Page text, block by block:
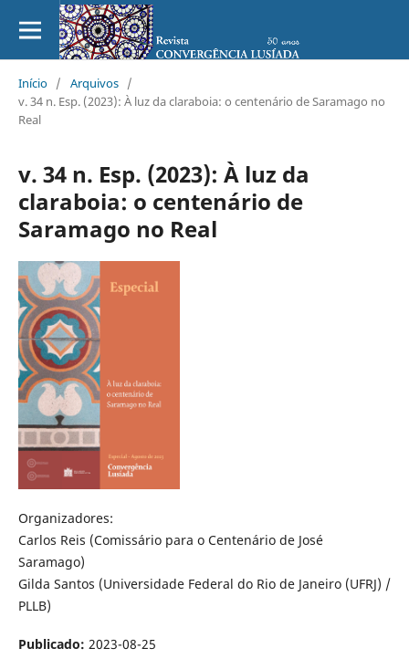
Início / Arquivos /
v. 34 n. Esp. (2023): À luz da claraboia: o centenário de Saramago no
Real
v. 34 n. Esp. (2023): À luz da
claraboia: o centenário de
Saramago no Real
Organizadores:
Carlos Reis (Comissário para o Centenário de José
Saramago)
Gilda Santos (Universidade Federal do Rio de Janeiro (UFRJ) /
PLLB)
Publicado: 2023-08-25